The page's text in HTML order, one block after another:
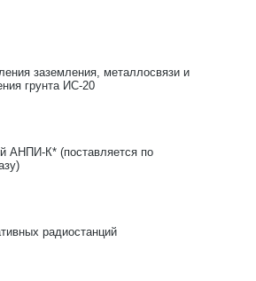
заземления, металлосвязи и
грунта ИС-20
АНПИ-К* (поставляется по
радиостанций